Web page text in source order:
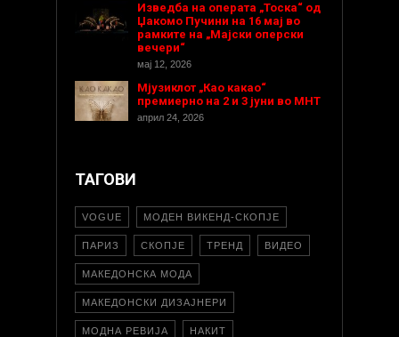
Изведба на операта „Тоска“ од
Џакомо Пучини на 16 мај во
рамките на „Мајски оперски
вечери“
мај 12, 2026
Мјузиклот „Као какао“
премиерно на 2 и 3 јуни во МНТ
април 24, 2026
ТАГОВИ
VOGUE МОДЕН ВИКЕНД-СКОПЈЕ
ПАРИЗ СКОПЈЕ ТРЕНД ВИДЕО
МАКЕДОНСКА МОДА
МАКЕДОНСКИ ДИЗАЈНЕРИ
МОДНА РЕВИЈА НАКИТ